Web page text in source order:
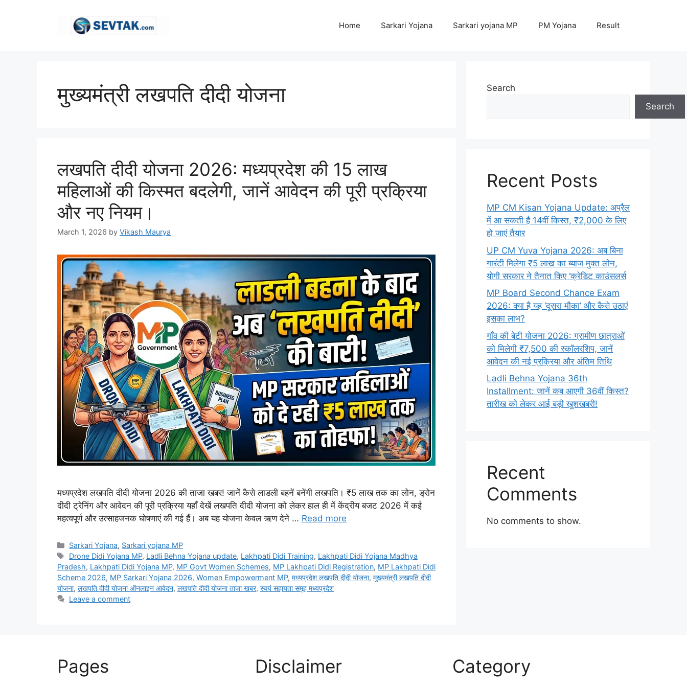
Home Sarkari Yojana Sarkari yojana MP PM Yojana Result
मुख्यमंत्री लखपति दीदी योजना
लखपति दीदी योजना 2026: मध्यप्रदेश की 15 लाख
महिलाओं की किस्मत बदलेगी, जानें आवेदन की पूरी प्रक्रिया
और नए नियम।
March 1, 2026 by Vikash Maurya
मध्यप्रदेश लखपति दीदी योजना 2026 की ताजा खबर! जानें कैसे लाडली बहनें बनेंगी लखपति। ₹5 लाख तक का लोन, ड्रोन
दीदी ट्रेनिंग और आवेदन की पूरी प्रक्रिया यहाँ देखें लखपति दीदी योजना को लेकर हाल ही में केंद्रीय बजट 2026 में कई
महत्वपूर्ण और उत्साहजनक घोषणाएं की गई हैं। अब यह योजना केवल ऋण देने … Read more
Categories
Sarkari Yojana, Sarkari yojana MP
Tags
Drone Didi Yojana MP, Ladli Behna Yojana update, Lakhpati Didi Training, Lakhpati Didi Yojana Madhya
Pradesh, Lakhpati Didi Yojana MP, MP Govt Women Schemes, MP Lakhpati Didi Registration, MP Lakhpati Didi
Scheme 2026, MP Sarkari Yojana 2026, Women Empowerment MP, मध्यप्रदेश लखपति दीदी योजना, मुख्यमंत्री लखपति दीदी
योजना, लखपति दीदी योजना ऑनलाइन आवेदन, लखपति दीदी योजना ताजा खबर, स्वयं सहायता समूह मध्यप्रदेश
Leave a comment
Search
Search
Recent Posts
MP CM Kisan Yojana Update: अप्रैल
में आ सकती है 14वीं किस्त, ₹2,000 के लिए
हो जाएं तैयार
UP CM Yuva Yojana 2026: अब बिना
गारंटी मिलेगा ₹5 लाख का ब्याज मुक्त लोन,
योगी सरकार ने तैनात किए ‘क्रेडिट काउंसलर्स
MP Board Second Chance Exam
2026: क्या है यह ‘दूसरा मौका’ और कैसे उठाएं
इसका लाभ?
गाँव की बेटी योजना 2026: ग्रामीण छात्राओं
को मिलेगी ₹7,500 की स्कॉलरशिप, जानें
आवेदन की नई प्रक्रिया और अंतिम तिथि
Ladli Behna Yojana 36th
Installment: जानें कब आएगी 36वीं किस्त?
तारीख को लेकर आई बड़ी खुशखबरी!
Recent
Comments
No comments to show.
Pages Disclaimer Category